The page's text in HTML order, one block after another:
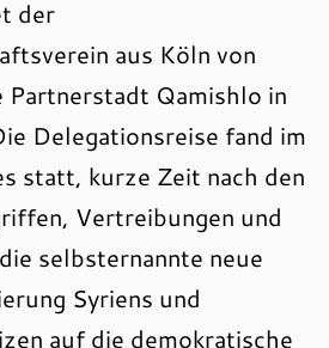
der
aus Köln von
Partnerstadt Qamishlo in
Delegationsreise fand im
statt, kurze Zeit nach den
Vertreibungen und
selbsternannte neue
Syriens und
auf die demokratische